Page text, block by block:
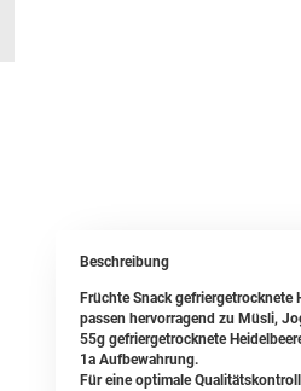
Beschreibung
Früchte Snack gefriergetrocknete
passen hervorragend zu Müsli,
55g gefriergetrocknete
1a Aufbewahrung.
Für eine optimale